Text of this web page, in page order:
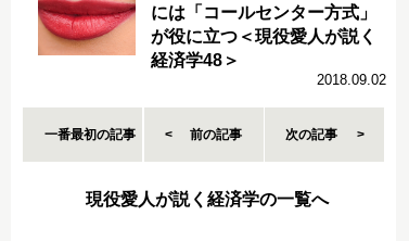
には「コールセンター方式」
が役に立つ＜現役愛人が説く
経済学48＞
2018.09.02
一番最初の記事 前の記事 次の記事
現役愛人が説く経済学の一覧へ